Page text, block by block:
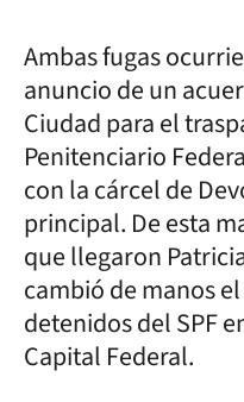
Ambas fugas
anuncio de un
Ciudad para el
Penitenciario
con la cárcel de
principal. De esta
que llegaron
cambió de manos
detenidos del SPF
Capital Federal.